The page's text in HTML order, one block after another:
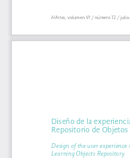
HArtes , volumen VI / número 12 /
Diseño de la
Repositorio de
Design of the user experience
Learning Objects Repository